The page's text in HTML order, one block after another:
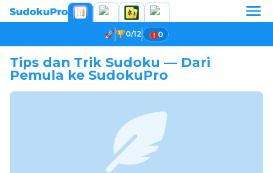
0/12 0
Tips dan Trik Sudoku — Dari
Pemula ke SudokuPro